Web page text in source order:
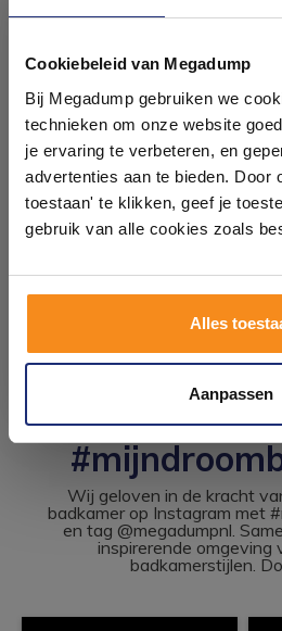
Cookiebeleid van Megadump
Bij Megadump gebruiken we
technieken om onze website
je ervaring te verbeteren, en
advertenties aan te bieden. Door
toestaan' te klikken, geef je
gebruik van alle cookies zoals
Alles
Aanpassen
Geberit Duofix WC-element met
Sigma series bedieningsplaten
Randloos wandcloset Mudo met
Montageset voor het compleet
incl. Geberit aansluitset hangend
Wij geloven in de kracht
badkamer op Instagram met
en tag @megadumpnl.
inspirerende omgeving
badkamerstijlen.
badkamers in
Laat je inspireren door 21
badkameropstellingen – van
ervaren adviseurs helpen je
tegels & sanitair direct uit
op eigen
Kom langs en ervaar